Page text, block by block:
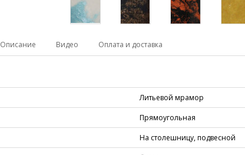
Описание Видео Оплата и доставка
Литьевой мрамор
Прямоугольная
На столешницу, подвесной